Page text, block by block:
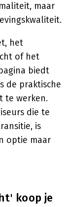
maar
het
of het
biedt
de praktische
te werken.
die te
is
optie maar
koop je